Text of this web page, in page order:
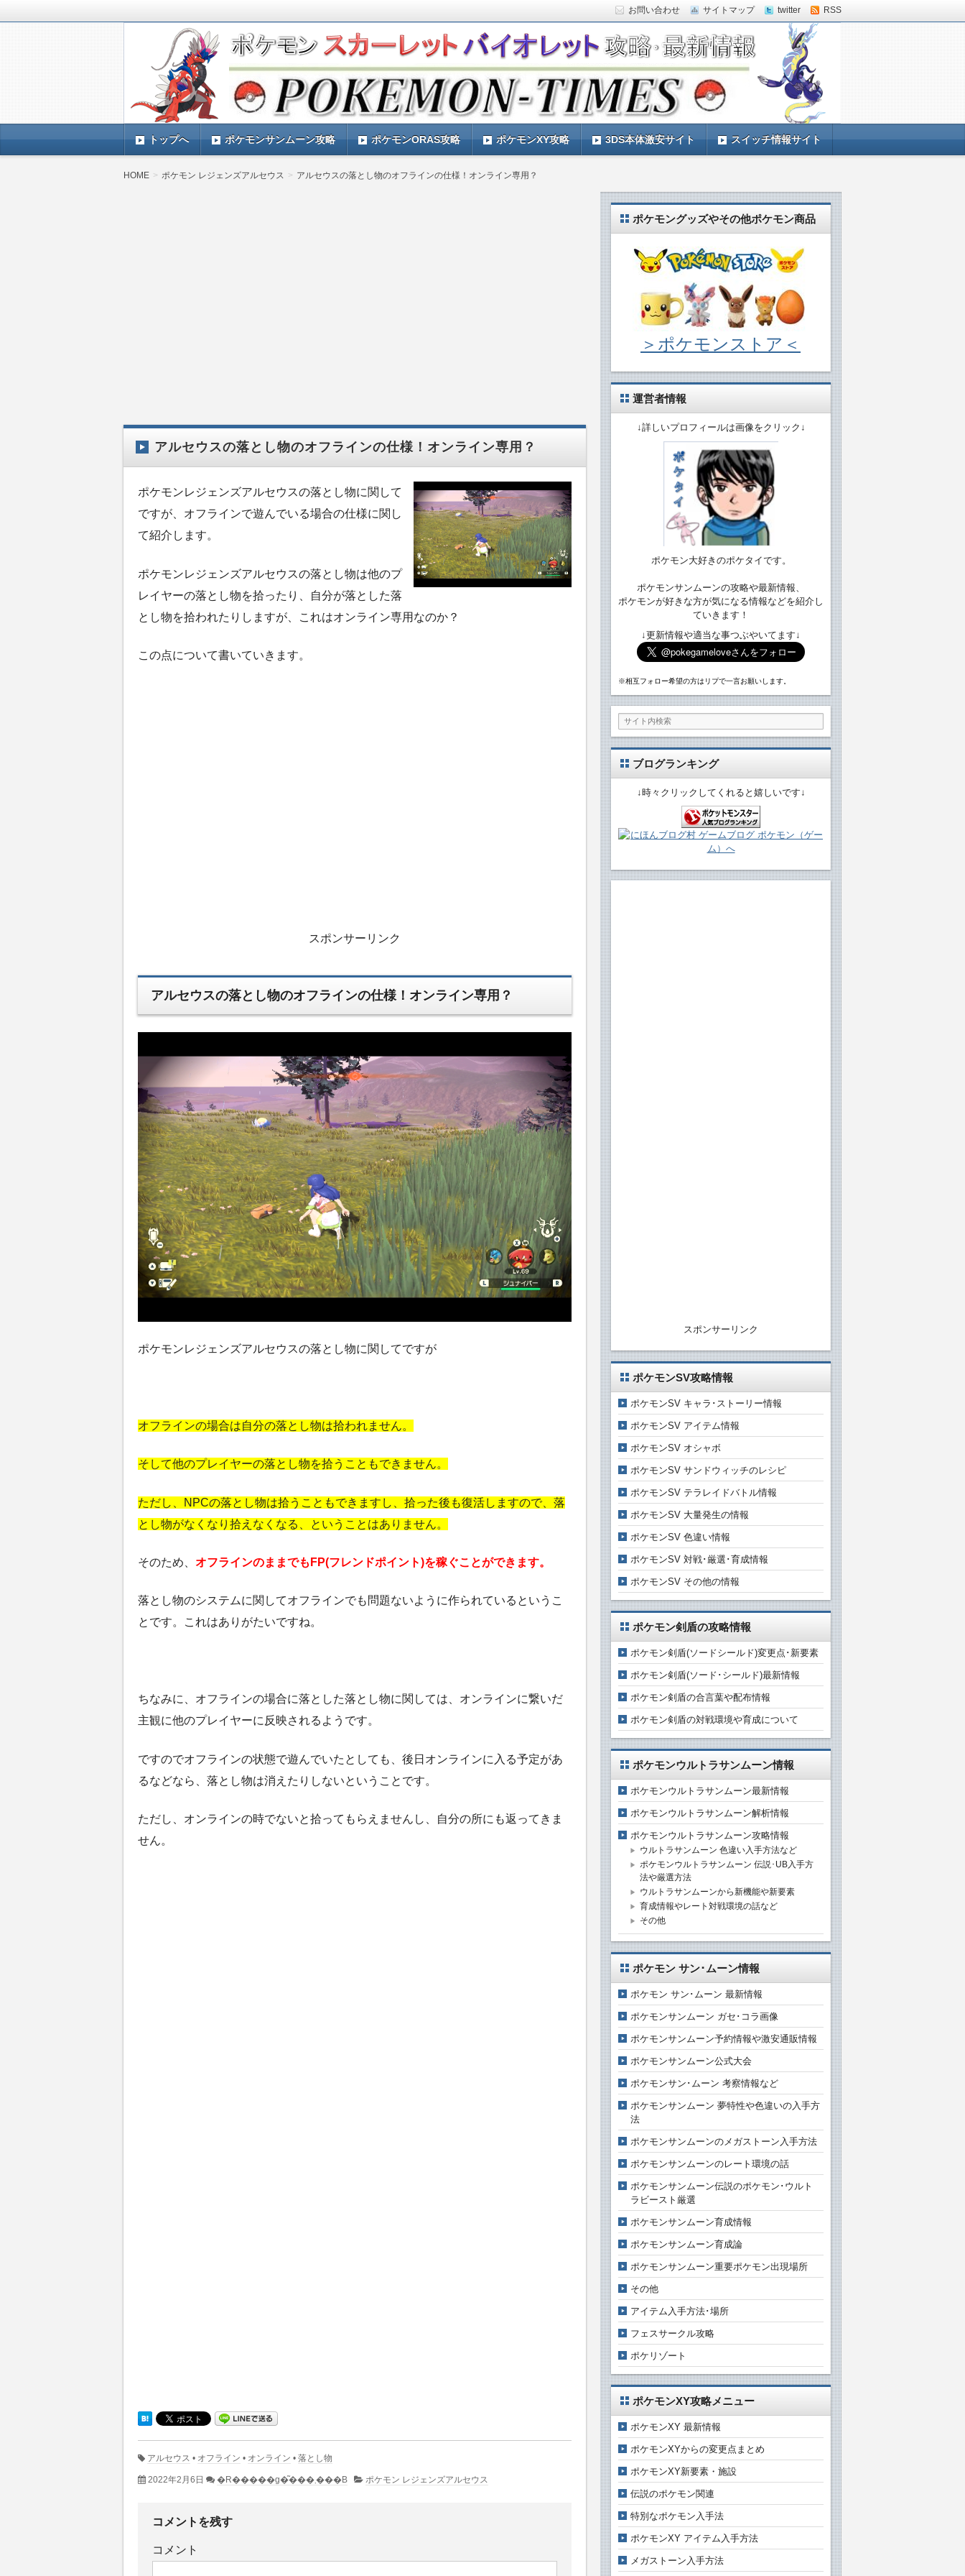
お問い合わせ サイトマップ twitter RSS
ポケモン最新情報まとめ『POKEMON-TIMES』
ポケモンSV(スカーレットバイオレット)の攻略や最新情報などをお届けする『POKEMON-
TIMES』 ポケモンSV(スカーレットバイオレット)の育成論やお得な情報なども紹介していきま
トップへ ポケモンサンムーン攻略 ポケモンORAS攻略 ポケモンXY攻略 3DS本体激安サイト スイッチ情報サイト
HOME ポケモン レジェンズアルセウス アルセウスの落とし物のオフラインの仕様！オンライン専用？
アルセウスの落とし物のオフラインの仕様！オンライン専用？
ポケモンレジェンズアルセウスの落とし物に関して
ですが、オフラインで遊んでいる場合の仕様に関し
て紹介します。
ポケモンレジェンズアルセウスの落とし物は他のプ
レイヤーの落とし物を拾ったり、自分が落とした落
とし物を拾われたりしますが、これはオンライン専用なのか？
この点について書いていきます。
スポンサーリンク
アルセウスの落とし物のオフラインの仕様！オンライン専用？
ポケモンレジェンズアルセウスの落とし物に関してですが
オフラインの場合は自分の落とし物は拾われません。
そして他のプレイヤーの落とし物を拾うこともできません。
ただし、NPCの落とし物は拾うこともできますし、拾った後も復活しますので、落
とし物がなくなり拾えなくなる、ということはありません。
そのため、 オフラインのままでもFP(フレンドポイント)を稼ぐことができます。
落とし物のシステムに関してオフラインでも問題ないように作られているというこ
とです。これはありがたいですね。
ちなみに、オフラインの場合に落とした落とし物に関しては、オンラインに繋いだ
主観に他のプレイヤーに反映されるようです。
ですのでオフラインの状態で遊んでいたとしても、後日オンラインに入る予定があ
るなどなら、落とし物は消えたりしないということです。
ただし、オンラインの時でないと拾ってもらえませんし、自分の所にも返ってきま
せん。
アルセウス • オフライン • オンライン • 落とし物
2022年2月6日 �R�����g�͂���܂���B ポケモン レジェンズアルセウス
コメントを残す
コメント
ポケモングッズやその他ポケモン商品
＞ポケモンストア＜
運営者情報
↓詳しいプロフィールは画像をクリック↓
ポケモン大好きのポケタイです。
ポケモンサンムーンの攻略や最新情報、
ポケモンが好きな方が気になる情報などを紹介し
ていきます！
↓更新情報や適当な事つぶやいてます↓
※相互フォロー希望の方はリプで一言お願いします。
ブログランキング
↓時々クリックしてくれると嬉しいです↓
スポンサーリンク
ポケモンSV攻略情報
ポケモンSV キャラ･ストーリー情報
ポケモンSV アイテム情報
ポケモンSV オシャボ
ポケモンSV サンドウィッチのレシピ
ポケモンSV テラレイドバトル情報
ポケモンSV 大量発生の情報
ポケモンSV 色違い情報
ポケモンSV 対戦･厳選･育成情報
ポケモンSV その他の情報
ポケモン剣盾の攻略情報
ポケモン剣盾(ソードシールド)変更点･新要素
ポケモン剣盾(ソード･シールド)最新情報
ポケモン剣盾の合言葉や配布情報
ポケモン剣盾の対戦環境や育成について
ポケモンウルトラサンムーン情報
ポケモンウルトラサンムーン最新情報
ポケモンウルトラサンムーン解析情報
ポケモンウルトラサンムーン攻略情報
ウルトラサンムーン 色違い入手方法など
ポケモンウルトラサンムーン 伝説･UB入手方
法や厳選方法
ウルトラサンムーンから新機能や新要素
育成情報やレート対戦環境の話など
その他
ポケモン サン･ムーン情報
ポケモン サン･ムーン 最新情報
ポケモンサンムーン ガセ･コラ画像
ポケモンサンムーン予約情報や激安通販情報
ポケモンサンムーン公式大会
ポケモンサン･ムーン 考察情報など
ポケモンサンムーン 夢特性や色違いの入手方
法
ポケモンサンムーンのメガストーン入手方法
ポケモンサンムーンのレート環境の話
ポケモンサンムーン伝説のポケモン･ウルト
ラビースト厳選
ポケモンサンムーン育成情報
ポケモンサンムーン育成論
ポケモンサンムーン重要ポケモン出現場所
その他
アイテム入手方法･場所
フェスサークル攻略
ポケリゾート
ポケモンXY攻略メニュー
ポケモンXY 最新情報
ポケモンXYからの変更点まとめ
ポケモンXY新要素・施設
伝説のポケモン関連
特別なポケモン入手法
ポケモンXY アイテム入手方法
メガストーン入手方法